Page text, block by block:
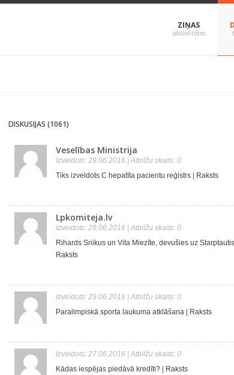
ZIŅAS
DISKUSIJAS (1061)
Veselības Ministrija
Izveidots: 29.06.2016 | Atbilžu skaits: 0
Tiks izveidots C hepatīta pacientu reģistrs
Raksts
Lpkomiteja.lv
Izveidots: 29.06.2016 | Atbilžu skaits: 0
Rihards Snikus un Vita Miezīte, devušies uz
Raksts
Izveidots: 29.06.2016 | Atbilžu skaits: 0
Paralimpiskā sporta laukuma atklāšana
Raksts
Izveidots: 27.06.2016 | Atbilžu skaits: 0
Kādas iespējas piedāvā kredīti?
Raksts